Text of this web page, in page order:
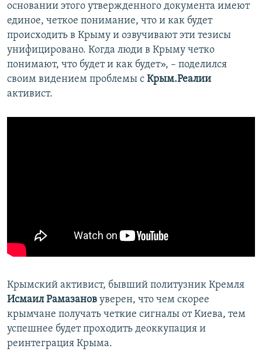
основании этого утвержденного документа имеют
единое, четкое понимание, что и как будет
происходить в Крыму и озвучивают эти тезисы
унифицировано. Когда люди в Крыму четко
понимают, что будет и как будет», – поделился
своим видением проблемы с Крым.Реалии
активист.
Крымский активист, бывший политузник Кремля
Исмаил Рамазанов уверен, что чем скорее
крымчане получать четкие сигналы от Киева, тем
успешнее будет проходить деоккупация и
реинтеграция Крыма.